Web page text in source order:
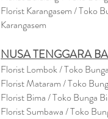
Florist Karangasem / Toko
Karangasem
NUSA TENGGARA
Florist Lombok / Toko
FloristMataram/ Toko
Florist Bima / Toko Bunga
Florist Sumbawa / Toko